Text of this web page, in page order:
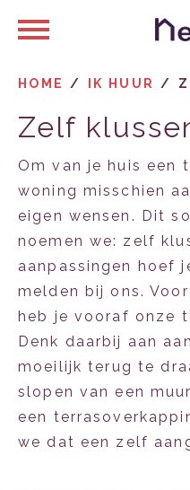
Naar hoofdinhoud
Naar
Naar zoeken
Ga naar Hoofd
HOME IK HUUR
Zelf
Om van je huis een
woning misschien
eigen wensen. Dit
noemen we: zelf
aanpassingen hoef
melden bij ons.
heb je vooraf onze
Denk daarbij aan
moeilijk terug te
slopen van een
een
we dat een zelf